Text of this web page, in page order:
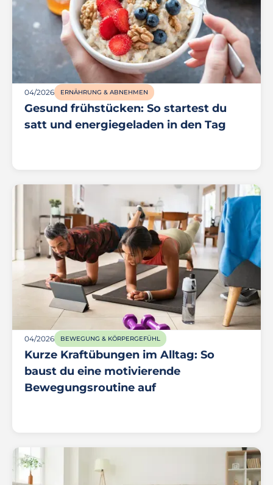
04/2026 ERNÄHRUNG & ABNEHMEN
Gesund frühstücken: So startest du
satt und energiegeladen in den Tag
04/2026 BEWEGUNG & KÖRPERGEFÜHL
Kurze Kraftübungen im Alltag: So
baust du eine motivierende
Bewegungsroutine auf